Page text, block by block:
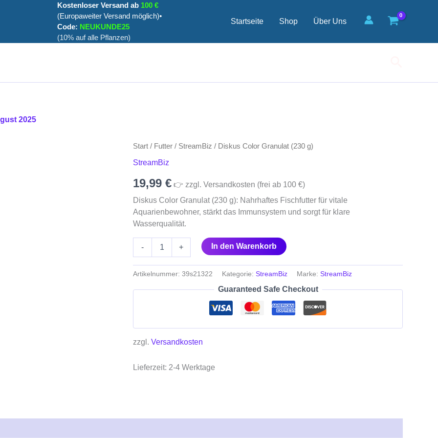
Kostenloser Versand ab 100 €
(Europaweiter Versand möglich)•
Code: NEUKUNDE25
(10% auf alle Pflanzen)
Startseite Shop Über Uns
2025
Start / Futter / StreamBiz / Diskus Color Granulat (230 g)
StreamBiz
19,99 € 👉 zzgl. Versandkosten (frei ab 100 €)
Diskus Color Granulat (230 g): Nahrhaftes Fischfutter für vitale
Aquarienbewohner, stärkt das Immunsystem und sorgt für klare
Wasserqualität.
-
Diskus
Granulat
g)
+ In den Warenkorb
Artikelnummer: 39s21322 Kategorie: StreamBiz Marke: StreamBiz
Guaranteed Safe Checkout
zzgl. Versandkosten
Lieferzeit: 2-4 Werktage
Menge